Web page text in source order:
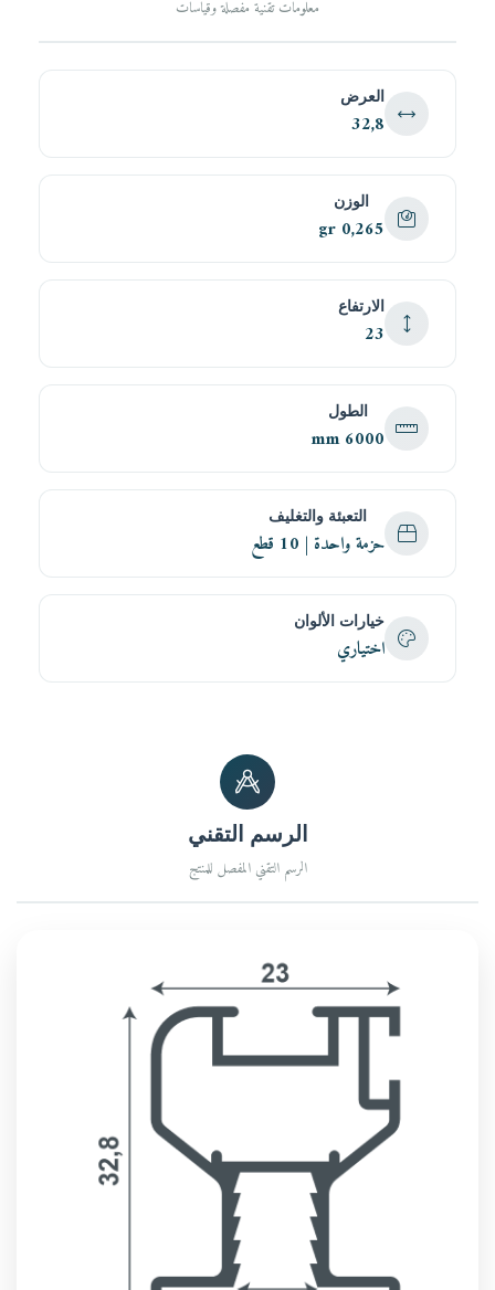
معلومات تقنية مفصلة وقياسات
العرض
32,8
الوزن
0,265 gr
الارتفاع
23
الطول
6000 mm
التعبئة والتغليف
حزمة واحدة | 10 قطع
خيارات الألوان
اختياري
الرسم التقني
الرسم التقني المفصل للمنتج